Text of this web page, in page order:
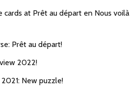
cards at Prêt au départ en Nous voilà
Prêt au départ!
2022!
New puzzle!